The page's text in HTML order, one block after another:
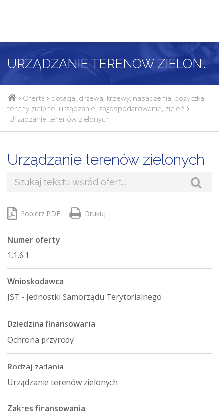
URZĄDZANIE TERENÓW ZIELONYCH
Oferta dotacja, drzewa, krzewy, nasadzenia, pożyczka,
tereny zielone, urządzanie, zagospodarowanie, zieleń
Urządzanie terenów zielonych
Urządzanie terenów zielonych
Pobierz PDF Drukuj
Numer oferty
1.1.6.1
Wnioskodawca
JST - Jednostki Samorządu Terytorialnego
Dziedzina finansowania
Ochrona przyrody
Rodzaj zadania
Urządzanie terenów zielonych
Zakres finansowania